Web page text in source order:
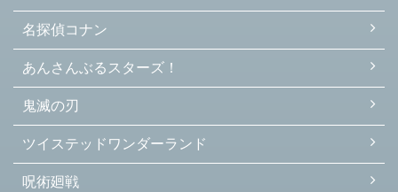
名探偵コナン
あんさんぶるスターズ！
鬼滅の刃
ツイステッドワンダーランド
呪術廻戦